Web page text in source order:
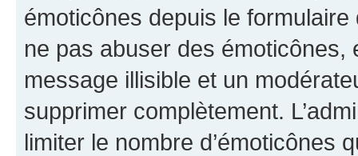
émoticônes depuis le
ne pas abuser des
message illisible et un
supprimer complètement.
limiter le nombre d’émoticônes